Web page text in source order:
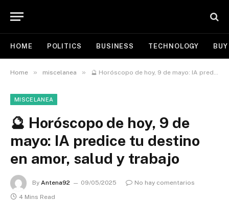
HOME POLITICS BUSINESS TECHNOLOGY
Home » miscelanea » 🔮 Horóscopo de hoy, 9 de mayo: IA predice tu destino en amor, salud y trabajo
MISCELANEA
🔮 Horóscopo de hoy, 9 de
mayo: IA predice tu destino
en amor, salud y trabajo
By Antena92 09/05/2025
No hay comentarios
4 Mins Read